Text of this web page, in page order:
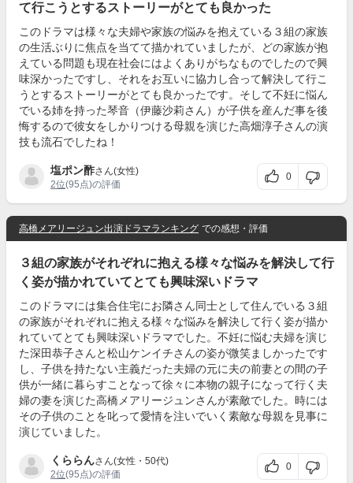
て行こうとするストーリーがとても良かった
このドラマは様々な夫婦や家族の悩みを抱えている３組の家族
の生活ぶりに焦点を当てて描かれていましたが、どの家族が抱
えている問題も現在社会にはよくありがちなものでしたので興
味深かったですし、それをお互いに協力し合って解決して行こ
うとするストーリーがとても良かったです。そして不妊に悩ん
でいる姉を持った琴音（伊藤沙莉さん）が子供を産んだ事を後
悔するので彼女をしかりつける母親を演じた高畑淳子さんの演
技も流石でしたね！
塩ポン酢さん(女性)
2位(95点)の評価
0
高橋メアリージュン出演ドラマランキング での感想・評価
３組の家族がそれぞれに抱える様々な悩みを解決して行
く姿が描かれていてとても興味深いドラマ
このドラマには集合住宅にお隣さん同士として住んでいる３組
の家族がそれぞれに抱える様々な悩みを解決して行く姿が描か
れていてとても興味深いドラマでした。不妊に悩む夫婦を演じ
た深田恭子さんと松山ケンイチさんの姿が微笑ましかったです
し、子供を持たない主義だった夫婦の元に夫の前妻との間の子
供が一緒に暮らすことなって徐々に本物の親子になって行く夫
婦の妻を演じた高橋メアリージュンさんが素敵でした。時には
その子供のことを叱って愛情を注いでいく素敵な母親を見事に
演じていました。
くららんさん(女性・50代)
2位(95点)の評価
0